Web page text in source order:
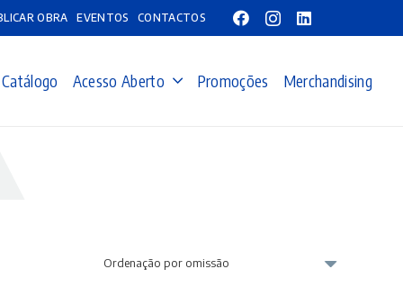
OBRA EVENTOS CONTACTOS
Catálogo Acesso Aberto Promoções Merchandising